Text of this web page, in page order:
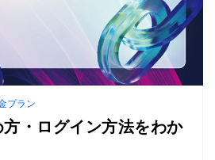
プラン
・ログイン方法をわか